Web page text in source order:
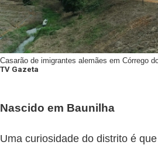
Casarão de imigrantes alemães em Córrego
TV Gazeta
Nascido em Baunilha
Uma curiosidade do distrito é